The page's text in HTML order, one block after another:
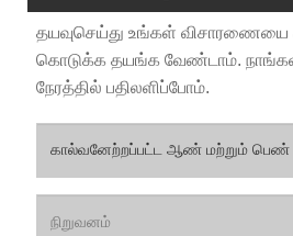
தயவுசெய்து உங்கள் விசாரணையை
கொடுக்க தயங்க வேண்டாம்.
நேரத்தில் பதிலளிப்போம்.